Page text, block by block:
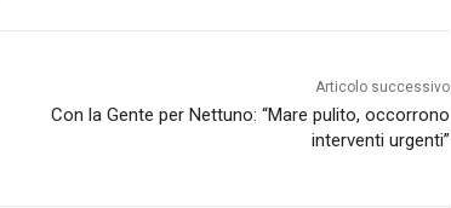
Articolo successivo
Con la Gente per Nettuno: “Mare pulito, occorrono
interventi urgenti”